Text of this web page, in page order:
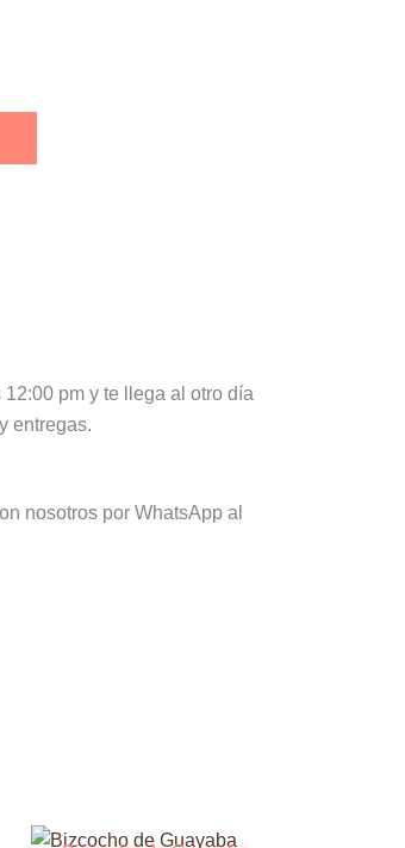
pm y te llega al otro día
entregas.
nosotros por WhatsApp al